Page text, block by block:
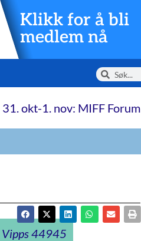
Klikk for å bli
medlem nå
31. okt-1. nov: MIFF Forum
Vipps 44945